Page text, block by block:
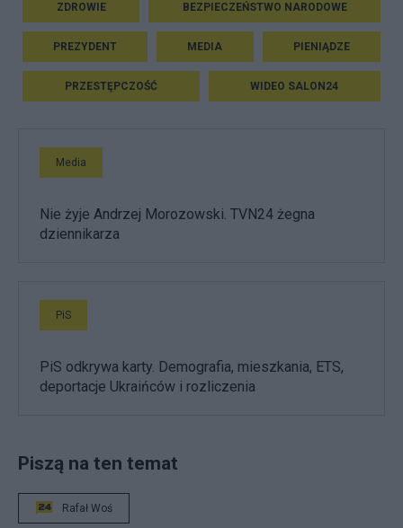
ZDROWIE BEZPIECZEŃSTWO NARODOWE
PREZYDENT MEDIA PIENIĄDZE
PRZESTĘPCZOŚĆ WIDEO SALON24
Media
Nie żyje Andrzej Morozowski. TVN24 żegna
dziennikarza
PiS
PiS odkrywa karty. Demografia, mieszkania, ETS,
deportacje Ukraińców i rozliczenia
Piszą na ten temat
Rafał Woś